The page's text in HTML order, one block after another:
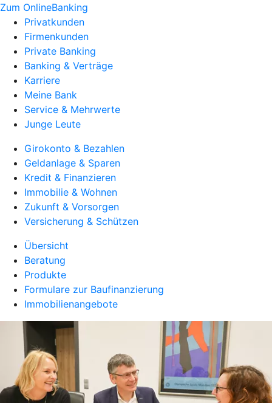
Zum OnlineBanking
Privatkunden
Firmenkunden
Private Banking
Banking & Verträge
Karriere
Meine Bank
Service & Mehrwerte
Junge Leute
Girokonto & Bezahlen
Geldanlage & Sparen
Kredit & Finanzieren
Immobilie & Wohnen
Zukunft & Vorsorgen
Versicherung & Schützen
Übersicht
Beratung
Produkte
Formulare zur Baufinanzierung
Immobilienangebote